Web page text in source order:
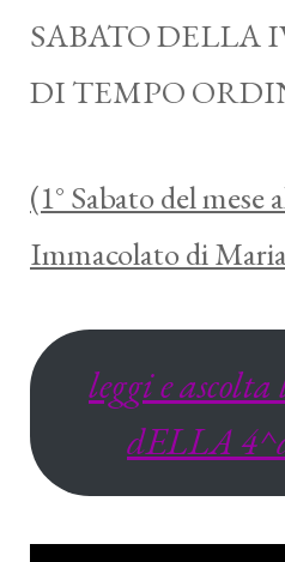
SABATO DELLA
DI TEMPO
(1° Sabato del mese
Immacolato di
leggi e
dELLA